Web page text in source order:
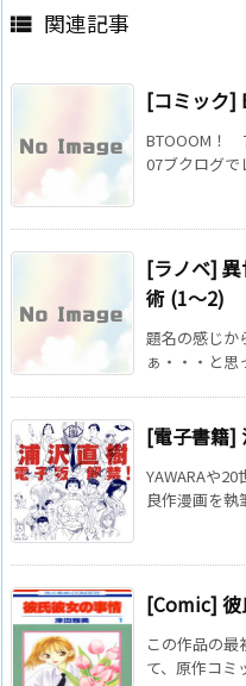
 関連記事
[コミック]
BTOOOM！
07ブクログで
[ラノベ]
術 (1～2)
題名の感じか
ぁ・・・と思
[電子書籍]
YAWARAや
良作漫画を執
[Comic] 彼
この作品の最
て、原作コミ